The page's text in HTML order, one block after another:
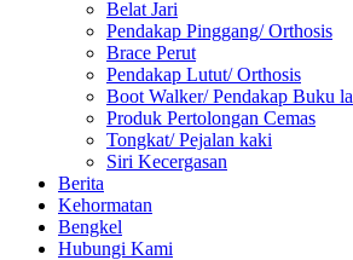
Belat Jari
Pendakap Pinggang/ Orthosis
Brace Perut
Pendakap Lutut/ Orthosis
Boot Walker/ Pendakap Buku
Produk Pertolongan Cemas
Tongkat/ Pejalan kaki
Siri Kecergasan
Berita
Kehormatan
Bengkel
Hubungi Kami